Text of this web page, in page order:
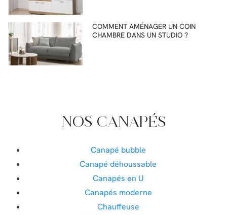
COMMENT AMÉNAGER UN COIN
CHAMBRE DANS UN STUDIO ?
NOS CANAPÉS
Canapé bubble
Canapé déhoussable
Canapés en U
Canapés moderne
Chauffeuse